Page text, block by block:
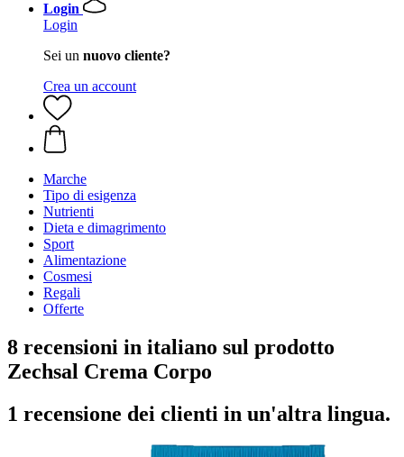
Login
Login
Sei un nuovo cliente?
Crea un account
Marche
Tipo di esigenza
Nutrienti
Dieta e dimagrimento
Sport
Alimentazione
Cosmesi
Regali
Offerte
8 recensioni in italiano sul prodotto
Zechsal Crema Corpo
1 recensione dei clienti in un'altra lingua.